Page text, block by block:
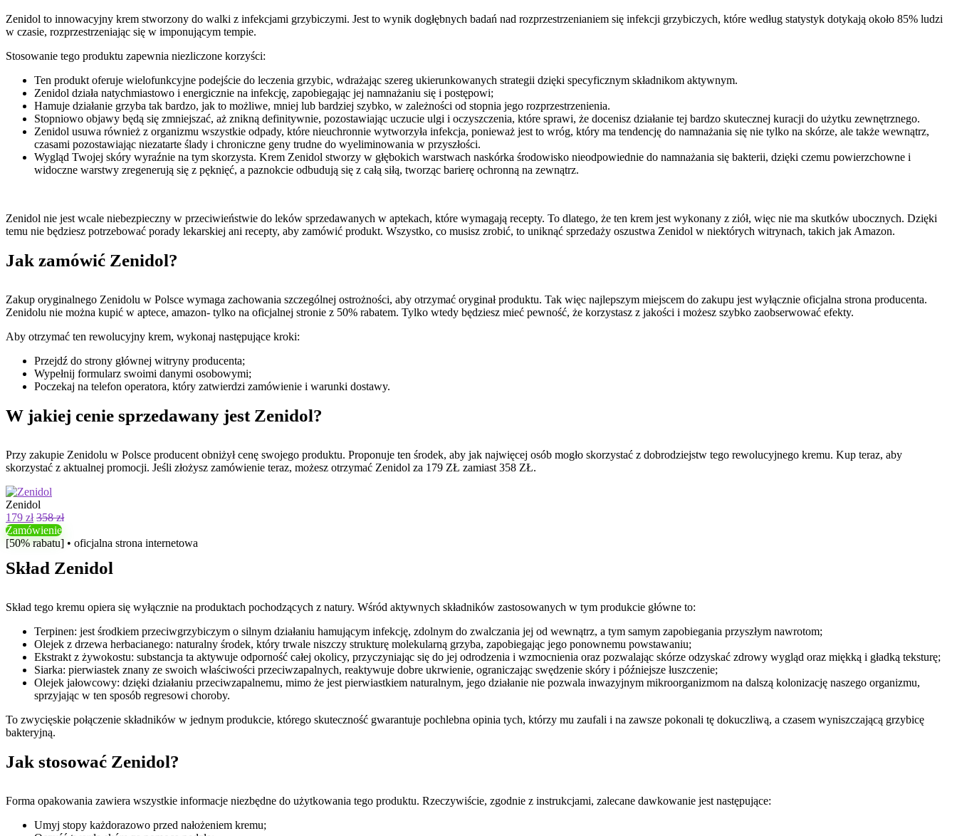
Zenidol to innowacyjny krem ​​stworzony do walki z infekcjami grzybiczymi. Jest to wynik dogłębnych badań nad rozprzestrzenianiem się infekcji grzybiczych, które według statystyk dotykają około 85% ludzi
w czasie, rozprzestrzeniając się w imponującym tempie.
Stosowanie tego produktu zapewnia niezliczone korzyści:
Ten produkt oferuje wielofunkcyjne podejście do leczenia grzybic, wdrażając szereg ukierunkowanych strategii dzięki specyficznym składnikom aktywnym.
Zenidol działa natychmiastowo i energicznie na infekcję, zapobiegając jej namnażaniu się i postępowi;
Hamuje działanie grzyba tak bardzo, jak to możliwe, mniej lub bardziej szybko, w zależności od stopnia jego rozprzestrzenienia.
Stopniowo objawy będą się zmniejszać, aż znikną definitywnie, pozostawiając uczucie ulgi i oczyszczenia, które sprawi, że docenisz działanie tej bardzo skutecznej kuracji do użytku zewnętrznego.
Zenidol usuwa również z organizmu wszystkie odpady, które nieuchronnie wytworzyła infekcja, ponieważ jest to wróg, który ma tendencję do namnażania się nie tylko na skórze, ale także wewnątrz,
czasami pozostawiając niezatarte ślady i chroniczne geny trudne do wyeliminowania w przyszłości.
Wygląd Twojej skóry wyraźnie na tym skorzysta. Krem Zenidol stworzy w głębokich warstwach naskórka środowisko nieodpowiednie do namnażania się bakterii, dzięki czemu powierzchowne i
widoczne warstwy zregenerują się z pęknięć, a paznokcie odbudują się z całą siłą, tworząc barierę ochronną na zewnątrz.
Zenidol nie jest wcale niebezpieczny w przeciwieństwie do leków sprzedawanych w aptekach, które wymagają recepty. To dlatego, że ten krem ​​jest wykonany z ziół, więc nie ma skutków ubocznych. Dzięki
temu nie będziesz potrzebować porady lekarskiej ani recepty, aby zamówić produkt. Wszystko, co musisz zrobić, to uniknąć sprzedaży oszustwa Zenidol w niektórych witrynach, takich jak Amazon.
Jak zamówić Zenidol?
Zakup oryginalnego Zenidolu w Polsce wymaga zachowania szczególnej ostrożności, aby otrzymać oryginał produktu. Tak więc najlepszym miejscem do zakupu jest wyłącznie oficjalna strona producenta.
Zenidolu nie można kupić w aptece, amazon- tylko na oficjalnej stronie z 50% rabatem. Tylko wtedy będziesz mieć pewność, że korzystasz z jakości i możesz szybko zaobserwować efekty.
Aby otrzymać ten rewolucyjny krem, wykonaj następujące kroki:
Przejdź do strony głównej witryny producenta;
Wypełnij formularz swoimi danymi osobowymi;
Poczekaj na telefon operatora, który zatwierdzi zamówienie i warunki dostawy.
W jakiej cenie sprzedawany jest Zenidol?
Przy zakupie Zenidolu w Polsce producent obniżył cenę swojego produktu. Proponuje ten środek, aby jak najwięcej osób mogło skorzystać z dobrodziejstw tego rewolucyjnego kremu. Kup teraz, aby
skorzystać z aktualnej promocji. Jeśli złożysz zamówienie teraz, możesz otrzymać Zenidol za 179 ZŁ zamiast 358 ZŁ.
Zenidol
179 zł 358 zł
Zamówienie
[50% rabatu] • oficjalna strona internetowa
Skład Zenidol
Skład tego kremu opiera się wyłącznie na produktach pochodzących z natury. Wśród aktywnych składników zastosowanych w tym produkcie główne to:
Terpinen: jest środkiem przeciwgrzybiczym o silnym działaniu hamującym infekcję, zdolnym do zwalczania jej od wewnątrz, a tym samym zapobiegania przyszłym nawrotom;
Olejek z drzewa herbacianego: naturalny środek, który trwale niszczy strukturę molekularną grzyba, zapobiegając jego ponownemu powstawaniu;
Ekstrakt z żywokostu: substancja ta aktywuje odporność całej okolicy, przyczyniając się do jej odrodzenia i wzmocnienia oraz pozwalając skórze odzyskać zdrowy wygląd oraz miękką i gładką teksturę;
Siarka: pierwiastek znany ze swoich właściwości przeciwzapalnych, reaktywuje dobre ukrwienie, ograniczając swędzenie skóry i późniejsze łuszczenie;
Olejek jałowcowy: dzięki działaniu przeciwzapalnemu, mimo że jest pierwiastkiem naturalnym, jego działanie nie pozwala inwazyjnym mikroorganizmom na dalszą kolonizację naszego organizmu,
sprzyjając w ten sposób regresowi choroby.
To zwycięskie połączenie składników w jednym produkcie, którego skuteczność gwarantuje pochlebna opinia tych, którzy mu zaufali i na zawsze pokonali tę dokuczliwą, a czasem wyniszczającą grzybicę
bakteryjną.
Jak stosować Zenidol?
Forma opakowania zawiera wszystkie informacje niezbędne do użytkowania tego produktu. Rzeczywiście, zgodnie z instrukcjami, zalecane dawkowanie jest następujące:
Umyj stopy każdorazowo przed nałożeniem kremu;